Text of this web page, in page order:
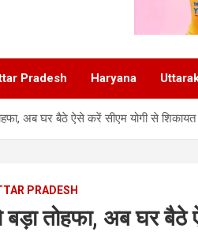
Pradesh Haryana
अब घर बैठे ऐसे करें सीएम योगी से शिकायत
PRADESH
तोहफा, अब घर